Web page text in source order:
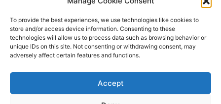
To provide the best experiences, we use technologies like cookies to
store and/or access device information. Consenting to these
technologies will allow us to process data such as browsing behavior or
unique IDs on this site. Not consenting or withdrawing consent, may
adversely affect certain features and functions.
Accept
Podlech, il Cile lo ha condannato
all’ergastolo
Era ubriaca…